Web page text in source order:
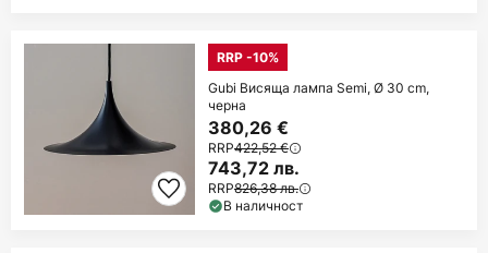
RRP -10%
Gubi Висяща лампа Semi, Ø 30 cm,
черна
380,26 €
RRP422,52 €
743,72 лв.
RRP826,38 лв.
В наличност